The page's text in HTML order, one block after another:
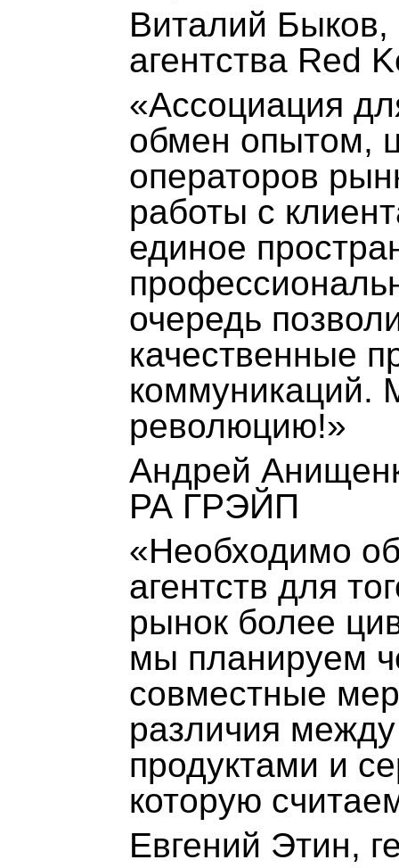
Виталий Быков,
агентства Red
«Ассоциация
обмен опытом,
операторов
работы с
единое
очередь
качественные
коммуникаций.
революцию!»
Андрей
РА ГРЭЙП
«Необходимо
агентств для
рынок более
мы планируем
совместные
различия
продуктами и
которую
Евгений Этин,